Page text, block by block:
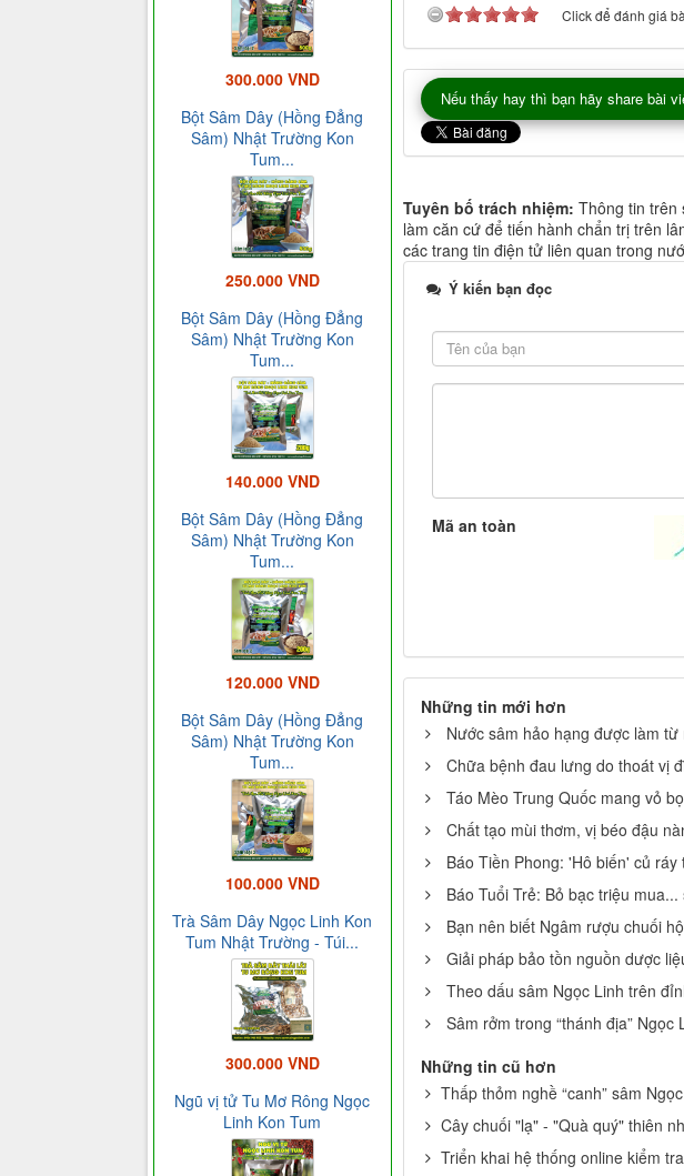
Click để đánh giá
Nếu thấy hay thì bạn hãy share bài
Tuyên bố trách nhiệm: Thông tin trên
làm căn cứ để tiến hành chẩn trị trên
các trang tin điện tử liên quan trong
Ý kiến bạn đọc
Mã an toàn
Những tin mới hơn
Nước sâm hảo hạng được làm
Chữa bệnh đau lưng do thoát vị
Táo Mèo Trung Quốc mang vỏ
Chất tạo mùi thơm, vị béo đậu
Báo Tiền Phong: 'Hô biến' củ
Báo Tuổi Trẻ: Bỏ bạc triệu mua...
Bạn nên biết Ngâm rượu chuối
Giải pháp bảo tồn nguồn dược
Theo dấu sâm Ngọc Linh trên
Sâm rởm trong “thánh địa” Ngọc
Những tin cũ hơn
Thấp thỏm nghề “canh” sâm
Cây chuối "lạ" - "Quà quý" thiên
Triển khai hệ thống online kiểm
300.000 VND
Bột Sâm Dây (Hồng Đẳng
Sâm) Nhật Trường Kon
Tum...
250.000 VND
Bột Sâm Dây (Hồng Đẳng
Sâm) Nhật Trường Kon
Tum...
140.000 VND
Bột Sâm Dây (Hồng Đẳng
Sâm) Nhật Trường Kon
Tum...
120.000 VND
Bột Sâm Dây (Hồng Đẳng
Sâm) Nhật Trường Kon
Tum...
100.000 VND
Trà Sâm Dây Ngọc Linh Kon
Tum Nhật Trường - Túi...
300.000 VND
Ngũ vị tử Tu Mơ Rông Ngọc
Linh Kon Tum